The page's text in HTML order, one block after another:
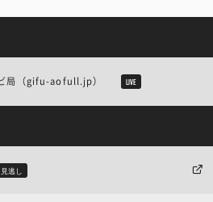
局（gifu-aofull.jp） LIVE
見逃し